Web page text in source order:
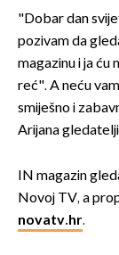
"Dobar dan
pozivam da
magazinu i ja
reć". A neću
smiješno i
Arijana
IN magazin
Novoj TV, a
novatv.hr.